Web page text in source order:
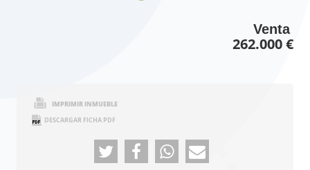
Venta
262.000 €
IMPRIMIR INMUEBLE